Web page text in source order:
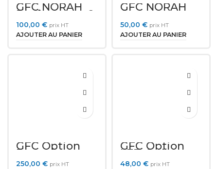
GFC NORAH
Revêtement 2
tons
100,00 € prix HT
AJOUTER AU PANIER
GFC NORAH
Coutures
contrastées
50,00 € prix HT
AJOUTER AU PANIER
GFC Option
Batterie
250,00 € prix HT
GFC Option
LED-Strip
48,00 € prix HT